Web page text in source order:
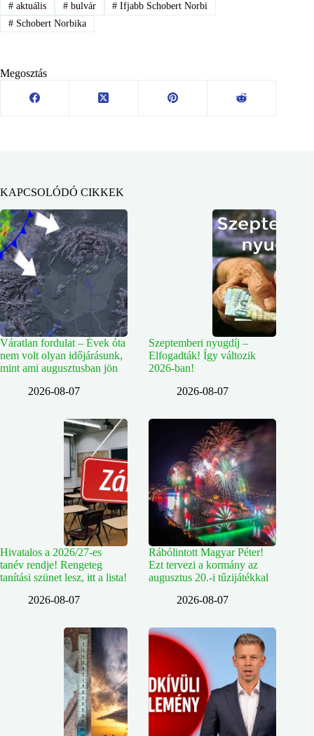
#aktuális #bulvár # Ifjabb Schobert Norbi
#Schobert Norbika
Megosztás
KAPCSOLÓDÓ CIKKEK
Váratlan fordulat – Évek óta
nem volt olyan időjárásunk,
mint ami augusztusban jön
2026-08-07
Szeptemberi nyugdíj –
Elfogadták! Így változik
2026-ban!
2026-08-07
Hivatalos a 2026/27-es
tanév rendje! Rengeteg
tanítási szünet lesz, itt a lista!
2026-08-07
Rábólintott Magyar Péter!
Ezt tervezi a kormány az
augusztus 20.-i tűzijátékkal
2026-08-07